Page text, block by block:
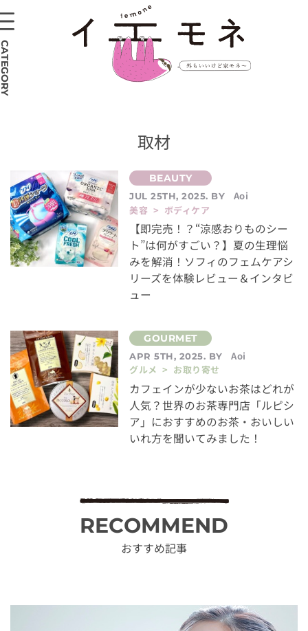
取材
JUL 25TH, 2025. BY
Aoi
美容 > ボディケア
【即完売！？“涼感おりものシー
ト”は何がすごい？】夏の生理悩
みを解消！ソフィのフェムケアシ
リーズを体験レビュー＆インタビ
ュー
APR 5TH, 2025. BY
Aoi
グルメ > お取り寄せ
カフェインが少ないお茶はどれが
人気？世界のお茶専門店「ルピシ
ア」におすすめのお茶・おいしい
いれ方を聞いてみました！
RECOMMEND
おすすめ記事